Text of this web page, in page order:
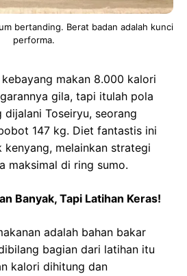
bertanding. Berat badan adalah kunci
performa.
kebayang makan 8.000 kalori
gila, tapi itulah pola
dijalani Toseiryu, seorang
147 kg. Diet fantastis ini
kenyang, melainkan strategi
maksimal di ring sumo.
Banyak, Tapi Latihan Keras!
adalah bahan bakar
bagian dari latihan itu
kalori dihitung dan